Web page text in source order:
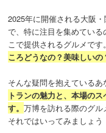
2025年に開催される大阪
で、特に注目を集めてい
こで提供されるグルメです。
ころどうなの？美味しいの
そんな疑問を抱えているあ
トランの魅力と、本場の
す。万博を訪れる際のグル
それではいってみましょう